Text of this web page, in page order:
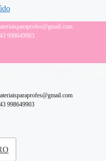
998649903
998649903